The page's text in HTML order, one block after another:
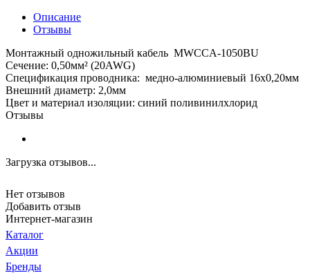
Описание
Отзывы
Монтажный одножильный кабель MWCCA-1050BU
Сечение: 0,50мм² (20AWG)
Спецификация проводника: медно-алюминиевый 16x0,20мм
Внешний диаметр: 2,0мм
Цвет и материал изоляции: синий поливинилхлорид
Отзывы
Загрузка отзывов...
Нет отзывов
Добавить отзыв
Интернет-магазин
Каталог
Акции
Бренды